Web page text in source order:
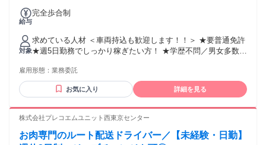
められます。
給与
完全歩合制
対象
求めている人材 ＜車両持込も歓迎します！！＞ ★要普通免許
★週5日勤務でしっかり稼ぎたい方！ ★学歴不問／男女多数活
雇用形態： 業務委託
お気に入り 詳細を見る
株式会社プレコエムユニット西東京センター
お肉専門のルート配送ドライバー／【未経験・日勤】